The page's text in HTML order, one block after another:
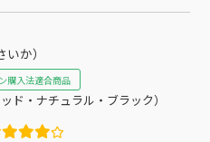
いか）
購入法適合商品
ド・ナチュラル・ブラック）